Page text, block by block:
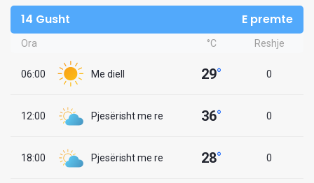
14 Gusht E premte
Ora °C Reshje
06:00 Me diell 29° 0
12:00 Pjesërisht me re 36° 0
18:00 Pjesërisht me re 28° 0